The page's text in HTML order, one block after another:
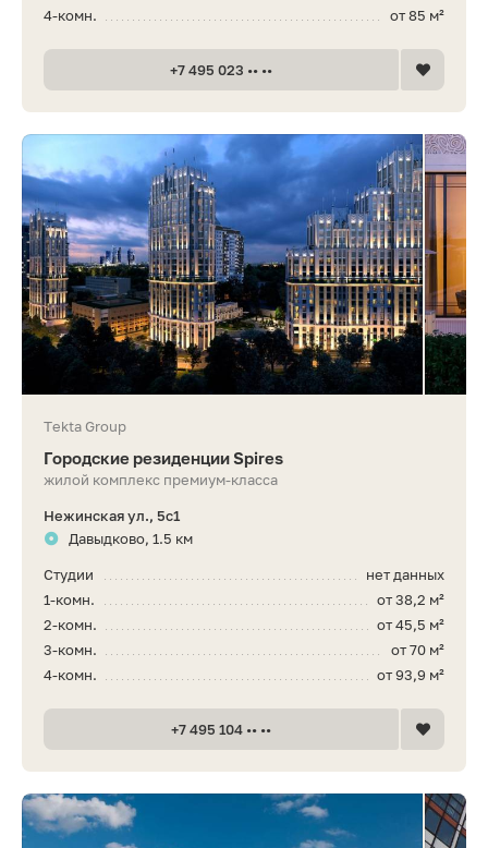
от 85 м²
4-комн.
+7 495 023 •• ••
Tekta Group
Городские резиденции Spires
жилой комплекс премиум-класса
Нежинская ул., 5с1
Давыдково, 1.5 км
нет данных
Студии
от 38,2 м²
1-комн.
от 45,5 м²
2-комн.
от 70 м²
3-комн.
от 93,9 м²
4-комн.
+7 495 104 •• ••